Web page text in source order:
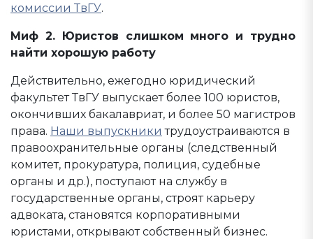
комиссии ТвГУ.
Миф 2. Юристов слишком много и трудно
найти хорошую работу
Действительно, ежегодно юридический
факультет ТвГУ выпускает более 100 юристов,
окончивших бакалавриат, и более 50 магистров
права. Наши выпускники трудоустраиваются в
правоохранительные органы (следственный
комитет, прокуратура, полиция, судебные
органы и др.), поступают на службу в
государственные органы, строят карьеру
адвоката, становятся корпоративными
юристами, открывают собственный бизнес.